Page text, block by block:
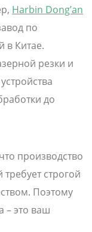
Harbin Dong’an
по
в Китае.
резки и
до
производство
строгой
Поэтому
– это ваш